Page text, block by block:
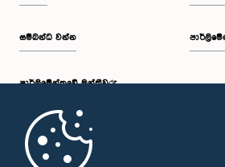
සම්බන්ධ වන්න
පාර්ලි‌මේන්තුවේ මන්ත්‍රීවරු
මුල් පිටුව